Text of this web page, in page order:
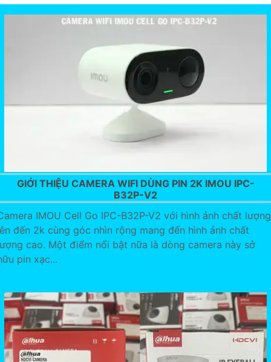
GIỚI THIỆU CAMERA WIFI DÙNG PIN 2K IMOU IPC-
B32P-V2
IMOU Cell Go IPC-B32P-V2 với hình ảnh chất lượng
đến 2k cùng góc nhìn rộng mang đến hình ảnh chất
cao. Một điểm nổi bật nữa là dòng camera này sở
pin xạc...